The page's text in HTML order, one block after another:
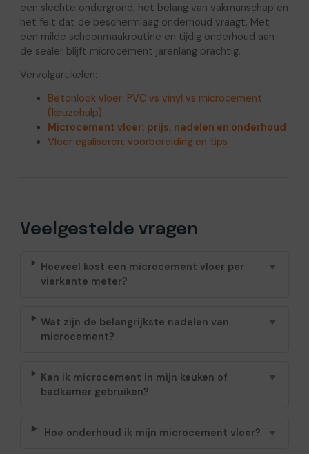
een slechte ondergrond, het belang van vakmanschap en
het feit dat de beschermlaag onderhoud vraagt. Met
een milde schoonmaakroutine en tijdig onderhoud aan
de sealer blijft microcement jarenlang prachtig.
Vervolgartikelen:
Betonlook vloer: PVC vs vinyl vs microcement
(keuzehulp)
Microcement vloer: prijs, nadelen en onderhoud
Vloer egaliseren: voorbereiding en tips
Veelgestelde vragen
Hoeveel kost een microcement vloer per
vierkante meter?
▼
Wat zijn de belangrijkste nadelen van
microcement?
▼
Kan ik microcement in mijn keuken of
badkamer gebruiken?
▼
Hoe onderhoud ik mijn microcement vloer? ▼